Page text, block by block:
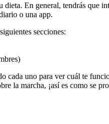
En general, tendrás que
o una app.
secciones:
uno para ver cuál te
la marcha, ¡así es como se